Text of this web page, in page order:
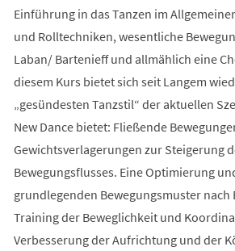
Einführung in das Tanzen im
und Rolltechniken, wesentliche
Laban/ Bartenieff und allmählich eine
diesem Kurs bietet sich seit Langem
„gesündesten Tanzstil“ der aktuellen
New Dance bietet: Fließende
Gewichtsverlagerungen zur Steigerung
Bewegungsflusses. Eine Optimierung
grundlegenden Bewegungsmuster nach
Training der Beweglichkeit und
Verbesserung der Aufrichtung und der